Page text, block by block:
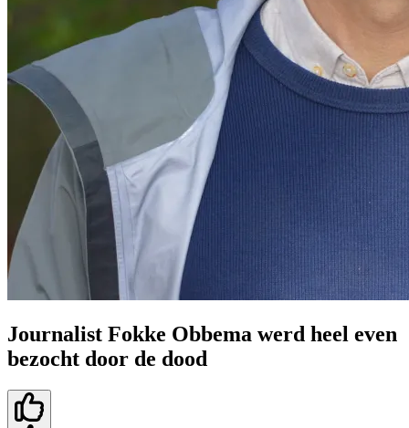
Journalist Fokke Obbema werd heel even
bezocht door de dood